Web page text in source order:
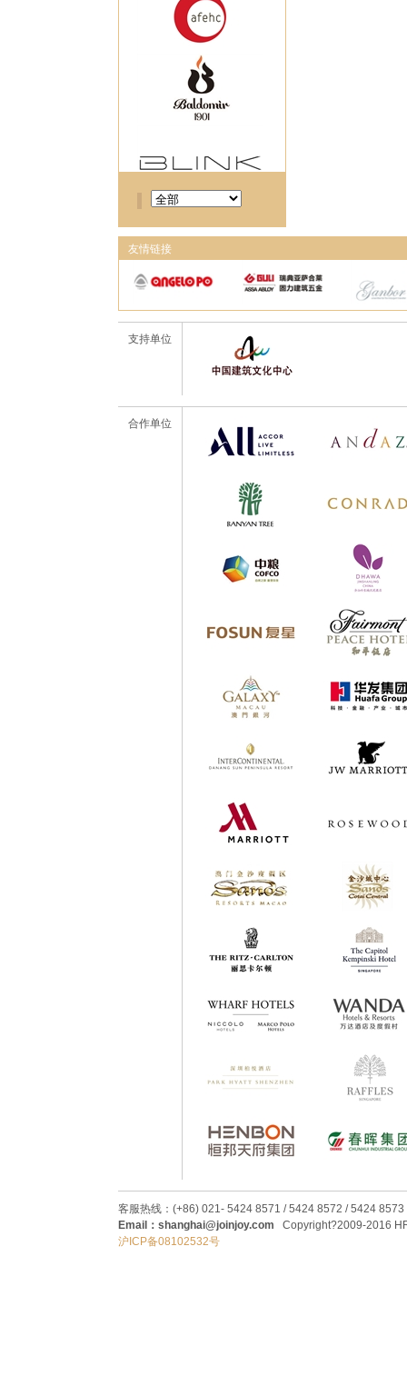
友情链接
支持单位
合作单位
客服热线：(+86) 021- 5424 8571 / 5424 8572 / 5424 8573
Email：shanghai@joinjoy.com Copyright?2009-2016
沪ICP备08102532号